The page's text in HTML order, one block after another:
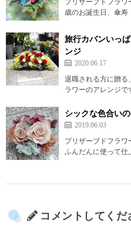
プリザーブドフラ
歳のお誕生日、傘
旅行カバンいっ
ンジ
2020.06.17
退職される方に贈る
ラワーのアレンジ
シックな色合い
2019.06.03
プリザーブドフラワ
ふんだんに使って
コメントしてくだ